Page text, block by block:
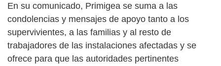
En su comunicado, Primigea se suma a las
condolencias y mensajes de apoyo tanto a los
supervivientes, a las familias y al resto de
trabajadores de las instalaciones afectadas y se
ofrece para que las autoridades pertinentes